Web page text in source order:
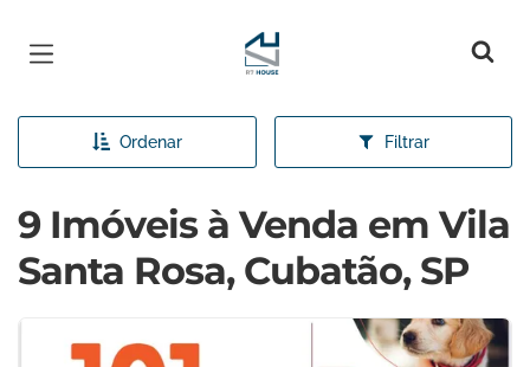
Página inicial
Ordenar Filtrar
9 Imóveis à Venda em Vila
Santa Rosa, Cubatão, SP